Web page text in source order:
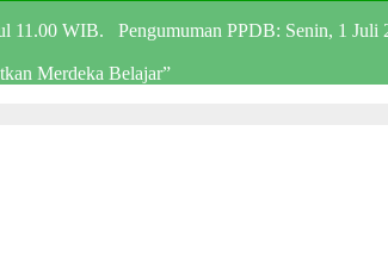
11.00 WIB. Pengumuman PPDB: Senin, 1 Juli
Merdeka Belajar”